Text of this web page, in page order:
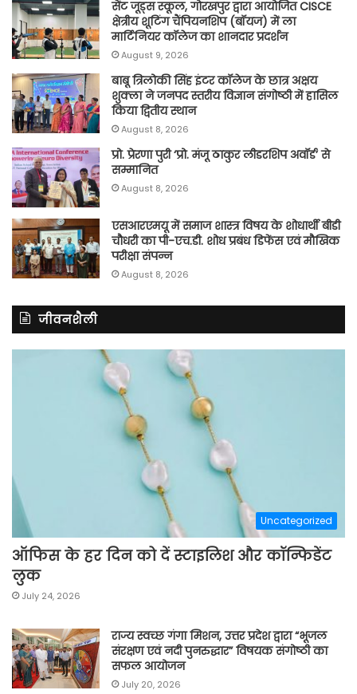
सेंट जूड्स स्कूल, गोरखपुर द्वारा आयोजित CISCE
क्षेत्रीय शूटिंग चैंपियनशिप (बॉयज) में ला
मार्टिनियर कॉलेज का शानदार प्रदर्शन
August 9, 2026
बाबू त्रिलोकी सिंह इंटर कॉलेज के छात्र अक्षय
शुक्ला ने जनपद स्तरीय विज्ञान संगोष्ठी में हासिल
किया द्वितीय स्थान
August 8, 2026
प्रो. प्रेरणा पुरी ‘प्रो. मंजू ठाकुर लीडरशिप अवॉर्ड’ से
सम्मानित
August 8, 2026
एसआरएमयू में समाज शास्त्र विषय के शोधार्थी बीडी
चौधरी का पी-एच.डी. शोध प्रबंध डिफेंस एवं मौखिक
परीक्षा संपन्न
August 8, 2026
जीवनशैली
Uncategorized
ऑफिस के हर दिन को दें स्टाइलिश और कॉन्फिडेंट
लुक
July 24, 2026
राज्य स्वच्छ गंगा मिशन, उत्तर प्रदेश द्वारा “भूजल
संरक्षण एवं नदी पुनरुद्धार” विषयक संगोष्ठी का
सफल आयोजन
July 20, 2026